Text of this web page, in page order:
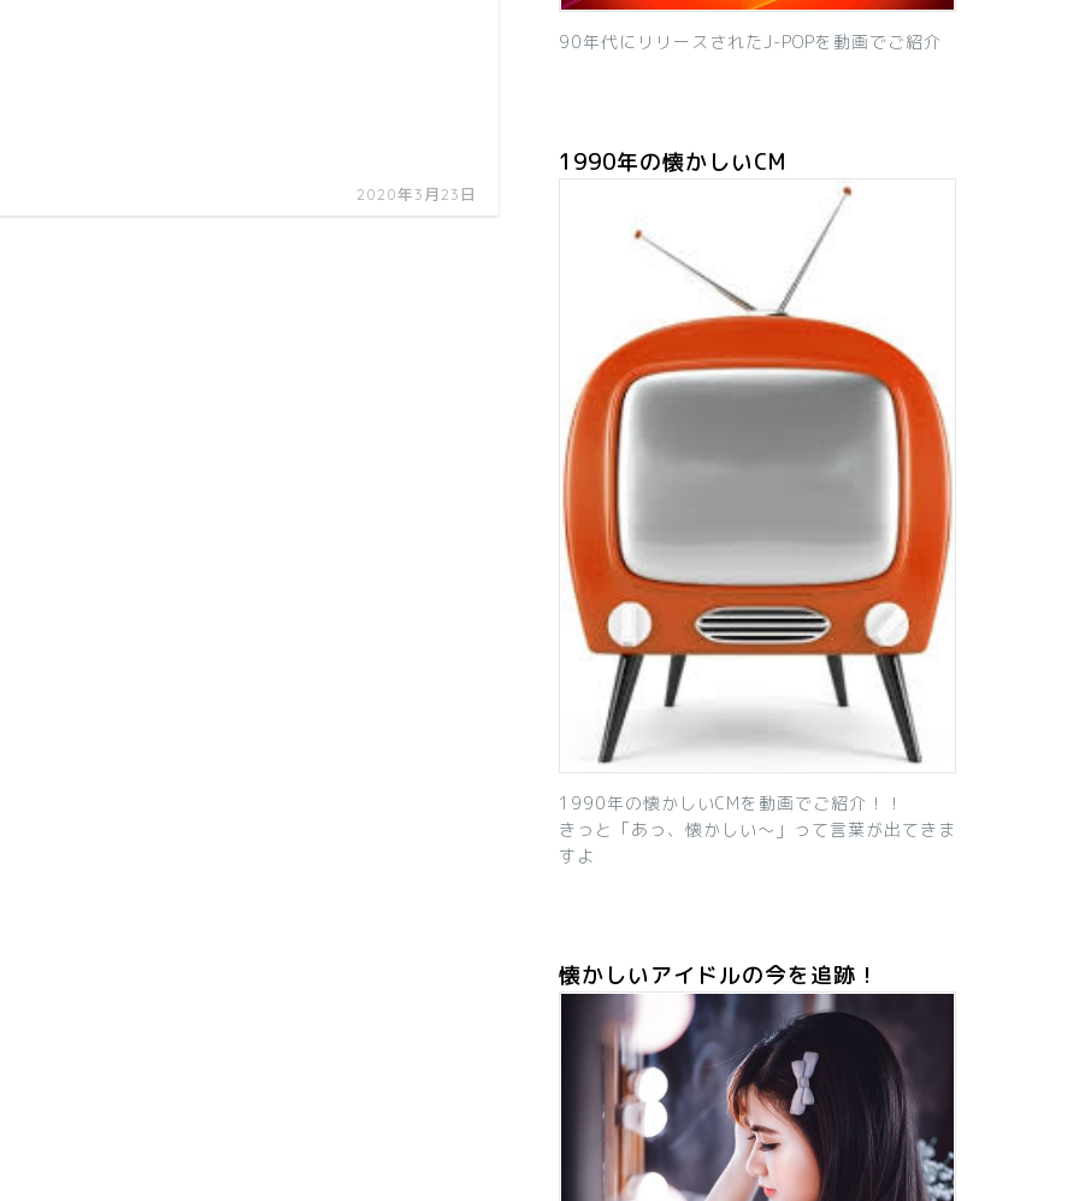
2020年3月23日
90年代にリリースされたJ-POPを動画でご紹介
1990年の懐かしいCM
1990年の懐かしいCMを動画でご紹介！！
きっと「あっ、懐かしい～」って言葉が出てきま
すよ
懐かしいアイドルの今を追跡！